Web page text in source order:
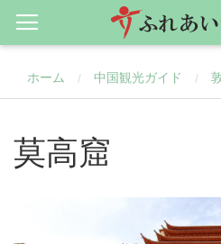
ホーム / 中国観光ガイド /
莫高窟